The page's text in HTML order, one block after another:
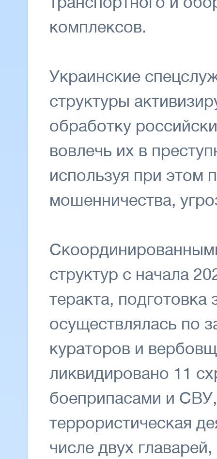
комплексов.
Украинские
структуры
обработку
вовлечь их в
используя при этом
мошенничества,
структур с начала
теракта, подготовка
осуществлялась по
кураторов и
ликвидировано 11
боеприпасами и
террористическая
числе двух